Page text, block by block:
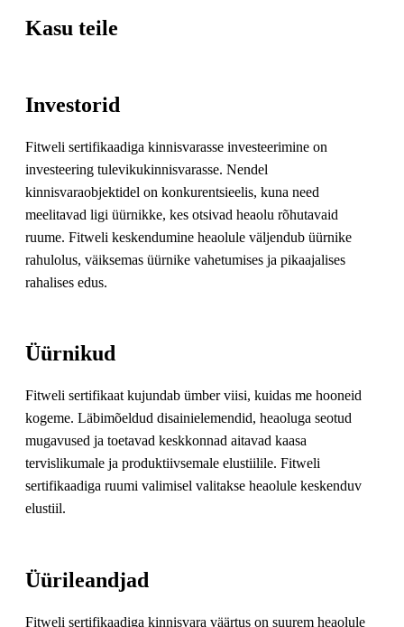
Kasu teile
Investorid
Fitweli sertifikaadiga kinnisvarasse investeerimine on
investeering tulevikukinnisvarasse. Nendel
kinnisvaraobjektidel on konkurentsieelis, kuna need
meelitavad ligi üürnikke, kes otsivad heaolu rõhutavaid
ruume. Fitweli keskendumine heaolule väljendub üürnike
rahulolus, väiksemas üürnike vahetumises ja pikaajalises
rahalises edus.
Üürnikud
Fitweli sertifikaat kujundab ümber viisi, kuidas me hooneid
kogeme. Läbimõeldud disainielemendid, heaoluga seotud
mugavused ja toetavad keskkonnad aitavad kaasa
tervislikumale ja produktiivsemale elustiilile. Fitweli
sertifikaadiga ruumi valimisel valitakse heaolule keskenduv
elustiil.
Üürileandjad
Fitweli sertifikaadiga kinnisvara väärtus on suurem heaolule